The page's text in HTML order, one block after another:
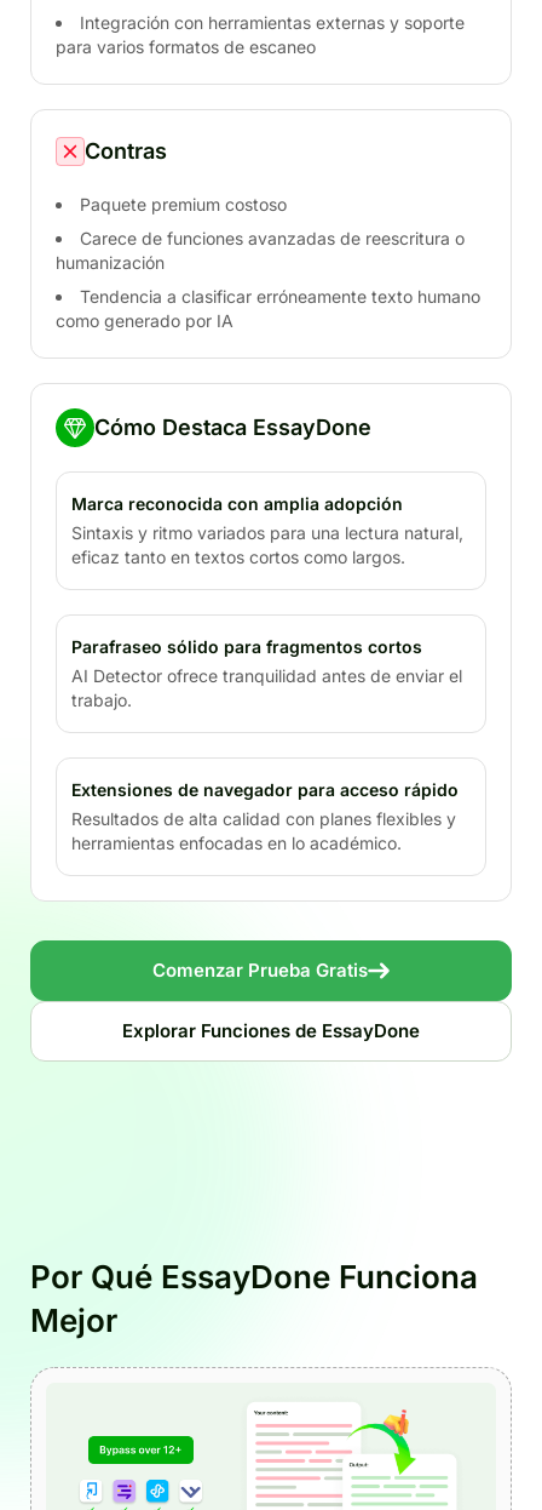
Integración con herramientas externas y soporte
para varios formatos de escaneo
Contras
Paquete premium costoso
Carece de funciones avanzadas de reescritura o
humanización
Tendencia a clasificar erróneamente texto humano
como generado por IA
Cómo Destaca EssayDone
Marca reconocida con amplia adopción
Sintaxis y ritmo variados para una lectura natural,
eficaz tanto en textos cortos como largos.
Parafraseo sólido para fragmentos cortos
AI Detector ofrece tranquilidad antes de enviar el
trabajo.
Extensiones de navegador para acceso rápido
Resultados de alta calidad con planes flexibles y
herramientas enfocadas en lo académico.
Comenzar Prueba Gratis
Explorar Funciones de EssayDone
Por Qué EssayDone Funciona
Mejor